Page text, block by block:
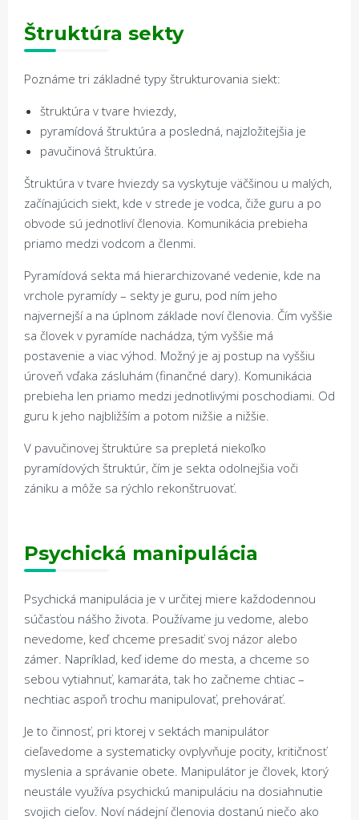
Štruktúra sekty
Poznáme tri základné typy štrukturovania siekt:
štruktúra v tvare hviezdy,
pyramídová štruktúra a posledná, najzložitejšia je
pavučinová štruktúra.
Štruktúra v tvare hviezdy sa vyskytuje väčšinou u malých,
začínajúcich siekt, kde v strede je vodca, čiže guru a po
obvode sú jednotliví členovia. Komunikácia prebieha
priamo medzi vodcom a členmi.
Pyramídová sekta má hierarchizované vedenie, kde na
vrchole pyramídy – sekty je guru, pod ním jeho
najvernejší a na úplnom základe noví členovia. Čím vyššie
sa človek v pyramíde nachádza, tým vyššie má
postavenie a viac výhod. Možný je aj postup na vyššiu
úroveň vďaka zásluhám (finančné dary). Komunikácia
prebieha len priamo medzi jednotlivými poschodiami. Od
guru k jeho najbližším a potom nižšie a nižšie.
V pavučinovej štruktúre sa prepletá niekoľko
pyramídových štruktúr, čím je sekta odolnejšia voči
zániku a môže sa rýchlo rekonštruovať.
Psychická manipulácia
Psychická manipulácia je v určitej miere každodennou
súčasťou nášho života. Používame ju vedome, alebo
nevedome, keď chceme presadiť svoj názor alebo
zámer. Napríklad, keď ideme do mesta, a chceme so
sebou vytiahnuť, kamaráta, tak ho začneme chtiac –
nechtiac aspoň trochu manipulovať, prehovárať.
Je to činnosť, pri ktorej v sektách manipulátor
cieľavedome a systematicky ovplyvňuje pocity, kritičnosť
myslenia a správanie obete. Manipulátor je človek, ktorý
neustále využíva psychickú manipuláciu na dosiahnutie
svojich cieľov. Noví nádejní členovia dostanú niečo ako